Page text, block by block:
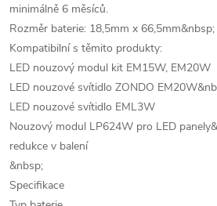
minimálně 6 měsíců.
Rozměr baterie: 18,5mm x 66,5mm&nbsp;
Kompatibilní s těmito produkty:
LED nouzový modul kit EM15W, EM20W
LED nouzové svítidlo ZONDO
LED nouzové svítidlo EML3W
Nouzový modul LP624W pro LED
redukce v balení
&nbsp;
Specifikace